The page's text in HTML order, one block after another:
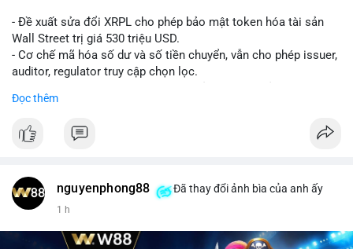
- Đề xuất sửa đổi XRPL cho phép bảo mật token hóa tài sản
Wall Street trị giá 530 triệu USD.
- Cơ chế mã hóa số dư và số tiền chuyển, vẫn cho phép issuer,
auditor, regulator truy cập chọn lọc.
tài chính.
chức tài chính.
$xrp
#titanbot
Đọc thêm
nguyenphong88 Đã thay đổi ảnh bìa của anh ấy
1 h